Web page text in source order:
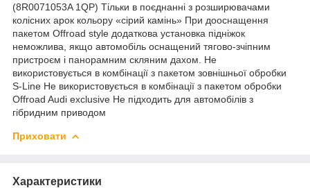
(8R0071053A 1QP) Тільки в поєднанні з розширювачами
колісних арок кольору «сірий камінь» При дооснащення
пакетом Offroad style додаткова установка підніжок
неможлива, якщо автомобіль оснащений тягово-зчіпним
пристроєм і панорамним скляним дахом. Не
використовується в комбінації з пакетом зовнішньої обробки
S-Line Не використовується в комбінації з пакетом обробки
Offroad Audi exclusive Не підходить для автомобілів з
гібридним приводом
Приховати
Характеристики